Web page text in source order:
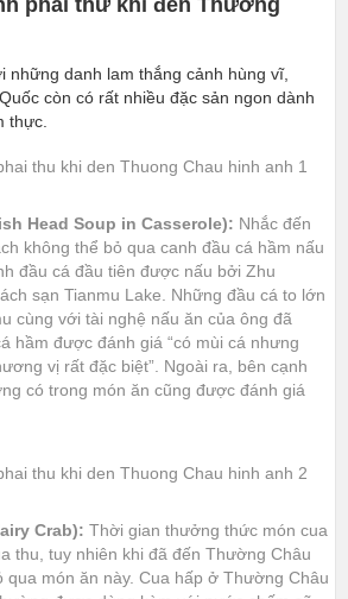
những danh lam thắng cảnh hùng vĩ,
còn có rất nhiều đặc sản ngon dành
thực.
Head Soup in Casserole): Nhắc đến
không thể bỏ qua canh đầu cá hầm nấu
đầu cá đầu tiên được nấu bởi Zhu
sạn Tianmu Lake. Những đầu cá to lớn
cùng với tài nghệ nấu ăn của ông đã
hầm được đánh giá “có mùi cá nhưng
vị rất đặc biệt”. Ngoài ra, bên cạnh
có trong món ăn cũng được đánh giá
Crab): Thời gian thưởng thức món cua
thu, tuy nhiên khi đã đến Thường Châu
qua món ăn này. Cua hấp ở Thường Châu